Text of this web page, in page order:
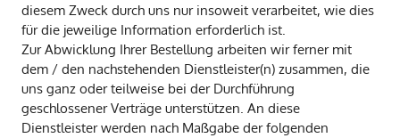
diesem Zweck durch uns nur insoweit verarbeitet, wie dies
für die jeweilige Information erforderlich ist.
Zur Abwicklung Ihrer Bestellung arbeiten wir ferner mit
dem / den nachstehenden Dienstleister(n) zusammen, die
uns ganz oder teilweise bei der Durchführung
geschlossener Verträge unterstützen. An diese
Dienstleister werden nach Maßgabe der folgenden